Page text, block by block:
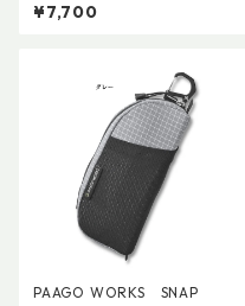
¥7,700
PAAGO WORKS SNAP